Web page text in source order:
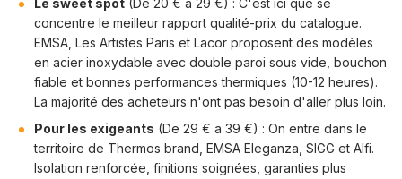
Le sweet spot (De 20 € a 29 €) : C'est ici que se
concentre le meilleur rapport qualité-prix du catalogue.
EMSA, Les Artistes Paris et Lacor proposent des modèles
en acier inoxydable avec double paroi sous vide, bouchon
fiable et bonnes performances thermiques (10-12 heures).
La majorité des acheteurs n'ont pas besoin d'aller plus loin.
Pour les exigeants (De 29 € a 39 €) : On entre dans le
territoire de Thermos brand, EMSA Eleganza, SIGG et Alfi.
Isolation renforcée, finitions soignées, garanties plus